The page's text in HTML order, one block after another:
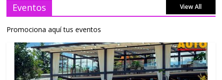
Eventos View All
Promociona aquí tus eventos